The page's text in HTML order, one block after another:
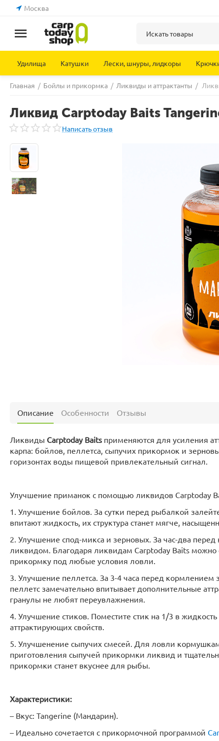
Москва
Удилища Катушки Лески, шнуры, лидкоры
Главная / Бойлы и прикормка / Ликвиды и аттрактанты /
Ликвид Carptoday Baits
Написать отзыв
Описание Особенности Отзывы
Ликвиды Carptoday Baits применяются для усиления
карпа: бойлов, пеллетса, сыпучих прикормок и
горизонтах воды пищевой привлекательный сигнал.
Улучшение приманок с помощью ликвидов Carptoday
1. Улучшение бойлов. За сутки перед рыбалкой
впитают жидкость, их структура станет мягче,
2. Улучшение спод-микса и зерновых. За час-два
ликвидом. Благодаря ликвидам Carptoday Baits
прикормку под любые условия ловли.
3. Улучшение пеллетса. За 3-4 часа перед
пеллетс замечательно впитывает дополнительные
гранулы не любят переувлажнения.
4. Улучшение стиков. Поместите стик на 1/3 в
аттрактирующих свойств.
5. Улучшенение сыпучих смесей. Для ловли
приготовления сыпучей прикормки ликвид и
прикормки станет вкуснее для рыбы.
Характеристики:
– Вкус: Tangerine (Мандарин).
– Идеально сочетается с прикормочной программой